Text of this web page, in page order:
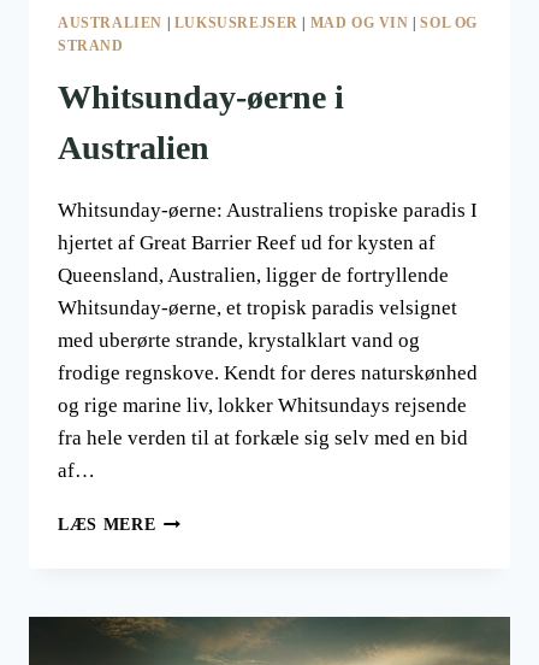
AUSTRALIEN LUKSUSREJSER MAD OG VIN |SOL OG
STRAND
Whitsunday-øerne i
Australien
Whitsunday-øerne: Australiens tropiske paradis I
hjertet af Great Barrier Reef ud for kysten af
Queensland, Australien, ligger de fortryllende
Whitsunday-øerne, et tropisk paradis velsignet
med uberørte strande, krystalklart vand og
frodige regnskove. Kendt for deres naturskønhed
og rige marine liv, lokker Whitsundays rejsende
fra hele verden til at forkæle sig selv med en bid
af…
LÆS MERE WHITSUNDAY-